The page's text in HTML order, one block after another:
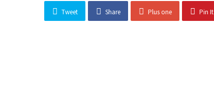
Tweet Share Plus one Pin It